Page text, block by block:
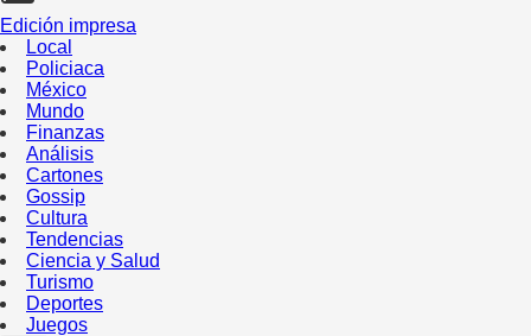
Edición impresa
Local
Policiaca
México
Mundo
Finanzas
Análisis
Cartones
Gossip
Cultura
Tendencias
Ciencia y Salud
Turismo
Deportes
Juegos